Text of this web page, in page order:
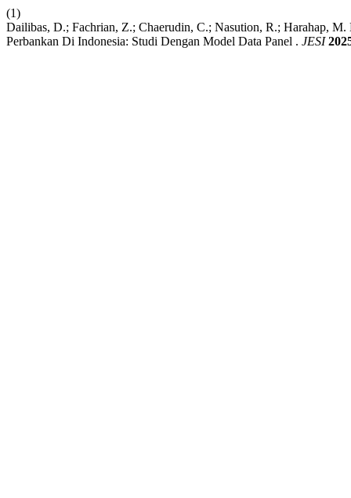
(1)
Dailibas, D.; Fachrian, Z.; Chaerudin, C.; Nasution, R.; Harahap,
Perbankan Di Indonesia: Studi Dengan Model Data Panel . JESI